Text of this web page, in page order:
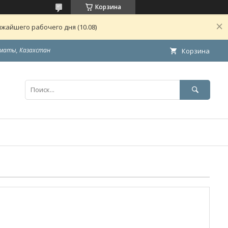
Корзина
рабочего дня (10.08)
Казахстан Корзина